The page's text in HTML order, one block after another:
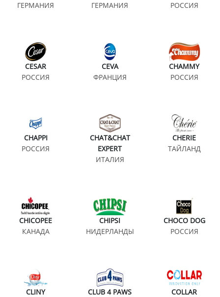
ГЕРМАНИЯ
ГЕРМАНИЯ
РОССИЯ
CESAR
РОССИЯ
CEVA
ФРАНЦИЯ
CHAMMY
РОССИЯ
CHAPPI
РОССИЯ
CHAT&CHAT
EXPERT
ИТАЛИЯ
CHERIE
ТАЙЛАНД
CHICOPEE
КАНАДА
CHIPSI
НИДЕРЛАНДЫ
CHOCO DOG
РОССИЯ
CLINY
CLUB 4 PAWS
COLLAR